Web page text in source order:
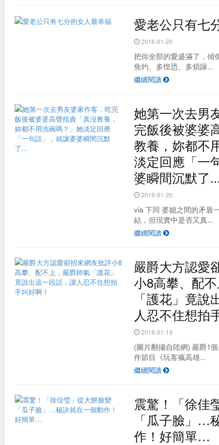
愛老公只有七
2016-01-20
把你全部的愛盛滿了，傾
焦灼、多惶恐、多煩躁...
繼續閱讀
她第一次去男
完飯後被婆婆
教養，妳都不
淡定回應「一
婆瞬間沉默了
2016-01-20
via 下同 婆媳之間的矛盾
結，但現實中是否又真...
繼續閱讀
嚴爵大方認愛
小8高攀、配
「護花」竟
人忍不住想拍
2016-01-19
(圖片翻攝自陸網) 嚴爵1
作節目《玩客瘋高雄...
繼續閱讀
震驚！「徐佳
「瓜子臉」…
作！好簡單…